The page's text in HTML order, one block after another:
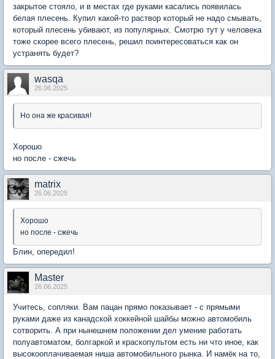
закрытое стояло, и в местах где руками касались появилась
белая плесень. Купил какой-то раствор который не надо смывать,
который плесень убивают, из популярных. Смотрю тут у человека
тоже скорее всего плесень, решил поинтересоваться как он
устранять будет?
wasqa
26.06.2025
Но она же красивая!
Хорошо
но после - сжечь
matrix
26.06.2025
Хорошо
но после - сжечь
Блин, опередил!
Мaster
26.06.2025
Учитесь, сопляки. Вам пацан прямо показывает - с прямыми
руками даже из канадской хоккейной шайбы можно автомобиль
сотворить. А при нынешнем положении дел умение работать
полуавтоматом, болгаркой и краскопультом есть ни что иное, как
высокооплачиваемая ниша автомобильного рынка. И намёк на то,